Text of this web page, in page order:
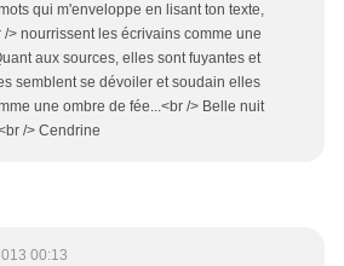
qui m'enveloppe en lisant ton texte,
> nourrissent les écrivains comme une
aux sources, elles sont fuyantes et
semblent se dévoiler et soudain elles
une ombre de fée...<br /> Belle nuit
/> Cendrine
00:13